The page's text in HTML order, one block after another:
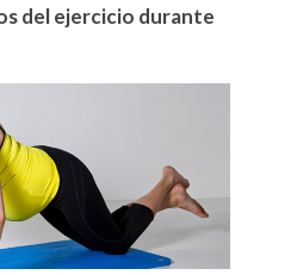
del ejercicio durante